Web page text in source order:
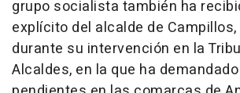
grupo socialista también ha
explícito del alcalde de Campillos,
durante su intervención en la
Alcaldes, en la que ha